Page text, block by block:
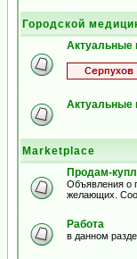
Городской
Актуальные
Актуальные
Marketplace
Продам-
Объявления о
желающих.
Работа
в данном